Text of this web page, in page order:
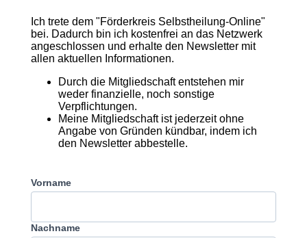
Ich trete dem "Förderkreis Selbstheilung-Online"
bei. Dadurch bin ich kostenfrei an das Netzwerk
angeschlossen und erhalte den Newsletter mit
allen aktuellen Informationen.
Durch die Mitgliedschaft entstehen mir
weder finanzielle, noch sonstige
Verpflichtungen.
Meine Mitgliedschaft ist jederzeit ohne
Angabe von Gründen kündbar, indem ich
den Newsletter abbestelle.
Vorname
Nachname